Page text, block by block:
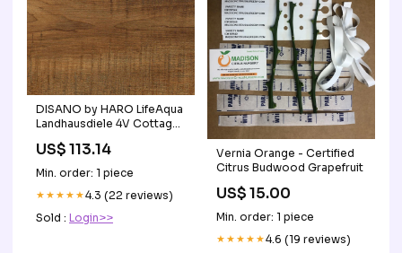
DISANO by HARO LifeAqua
Landhausdiele 4V Cottage
Connect schiefer_fliese
US$ 113.14
Min. order: 1 piece
★★★★★4.3 (22 reviews)
Sold : Login>>
Vernia Orange - Certified
Citrus Budwood Grapefruit
US$ 15.00
Min. order: 1 piece
★★★★★4.6 (19 reviews)